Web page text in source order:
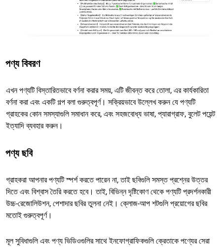
পণ্য বিবরণ
এখন পণ্যটি বিস্তারিতভাবে বর্ণনা করার সময়, এটি জীবন্ত করে তোলা, এর কার্যকারিতা
বর্ণনা করা এবং একটি গল্প বলা গুরুত্বপূর্ণ। সক্রিয়ভাবে উল্লেখ করুন যে পণ্যটি
গ্রাহকের কোন সমস্যাগুলি সমাধান করে, এবং সহজবোধ্য ভাষা, প্যারাগ্রাফ, বুলেট পয়েন্ট
ইত্যাদি ব্যবহার করুন।
পণ্য ছবি
গ্রাহকরা আপনার পণ্যটি স্পর্শ করতে পারেন না, তাই ছবিগুলি সমস্ত প্রশ্নের উত্তর
দিতে এবং বিশ্বাস তৈরি করতে হবে। তাই, বিভিন্ন দৃষ্টিকোণ থেকে পণ্যটি প্রদর্শনকারী
উচ্চ-রেজোলিউশন, পেশাদার ছবির তুলনা নেই। ক্লোজ-আপ শটগুলি প্রয়োগের ছবির
মতোই গুরুত্বপূর্ণ।
মূল সুবিধাগুলি এবং পণ্য ভিডিওগুলির সাথে ইনফোগ্রাফিকগুলি ক্রেতাকে পণ্যের সেরা